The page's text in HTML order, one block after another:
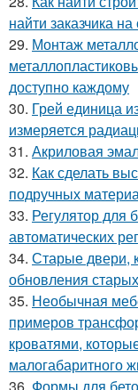
найти заказчика
29. Монтаж
доступно каждому
30. Грей единица
измеряется
31. Акриловая
32. Как сделать
подручных
33. Регулятор для
автоматических
34. Старые двери,
обновления
35. Необычная
примеров
кроватями,
малогабаритного